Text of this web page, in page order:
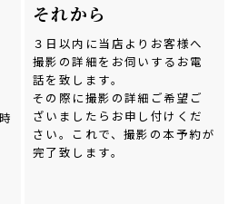
それから
３日以内に当店よりお客様へ
撮影の詳細をお伺いするお電
話を致します。
その際に撮影の詳細ご希望ご
ざいましたらお申し付けくだ
さい。これで、撮影の本予約が
完了致します。